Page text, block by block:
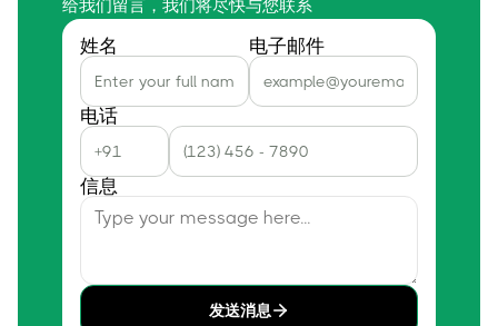
给我们留言，我们将尽快与您联系
姓名 电子邮件
电话
信息
发送消息